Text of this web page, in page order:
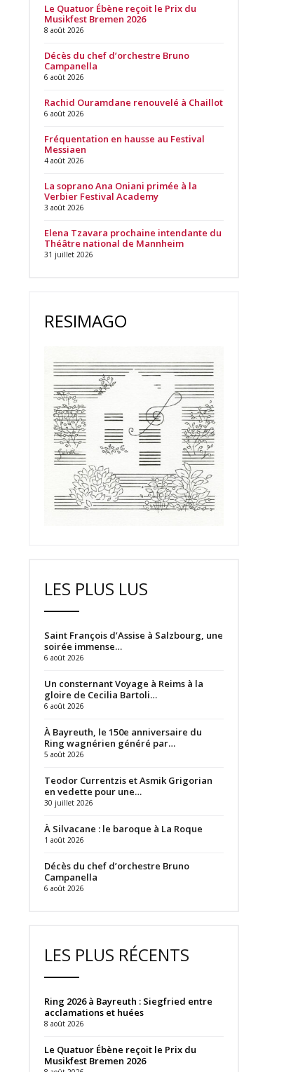
Le Quatuor Ébène reçoit le Prix du
Musikfest Bremen 2026
8 août 2026
Décès du chef d’orchestre Bruno
Campanella
6 août 2026
Rachid Ouramdane renouvelé à Chaillot
6 août 2026
Fréquentation en hausse au Festival
Messiaen
4 août 2026
La soprano Ana Oniani primée à la
Verbier Festival Academy
3 août 2026
Elena Tzavara prochaine intendante du
Théâtre national de Mannheim
31 juillet 2026
RESIMAGO
LES PLUS LUS
Saint François d’Assise à Salzbourg, une
soirée immense…
6 août 2026
Un consternant Voyage à Reims à la
gloire de Cecilia Bartoli…
6 août 2026
À Bayreuth, le 150e anniversaire du
Ring wagnérien généré par…
5 août 2026
Teodor Currentzis et Asmik Grigorian
en vedette pour une…
30 juillet 2026
À Silvacane : le baroque à La Roque
1 août 2026
Décès du chef d’orchestre Bruno
Campanella
6 août 2026
LES PLUS RÉCENTS
Ring 2026 à Bayreuth : Siegfried entre
acclamations et huées
8 août 2026
Le Quatuor Ébène reçoit le Prix du
Musikfest Bremen 2026